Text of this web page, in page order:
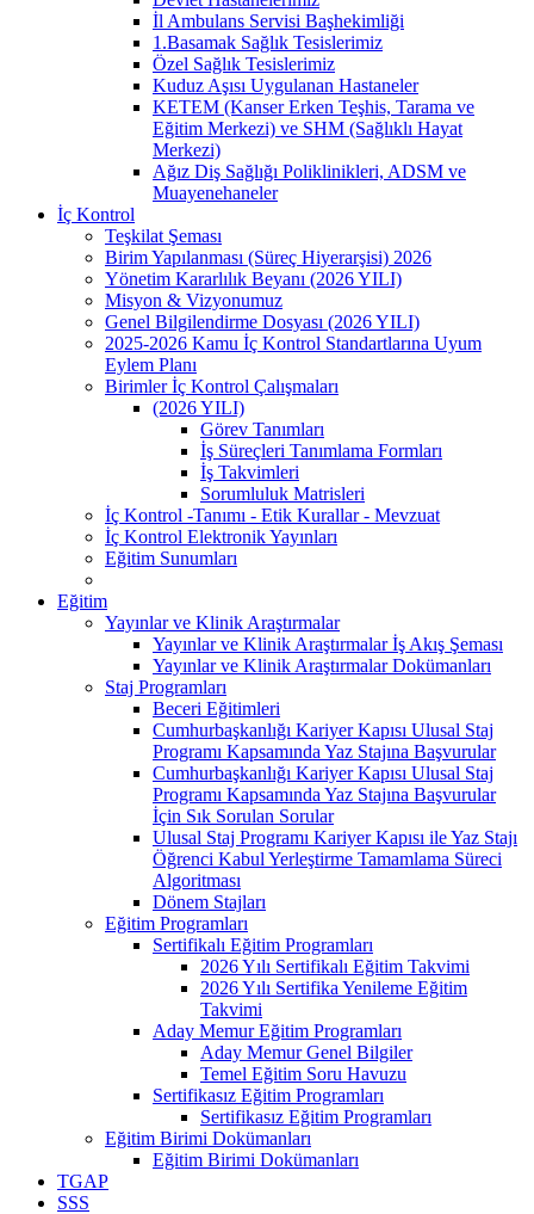
İl Ambulans Servisi Başhekimliği
1.Basamak Sağlık Tesislerimiz
Özel Sağlık Tesislerimiz
Kuduz Aşısı Uygulanan Hastaneler
KETEM (Kanser Erken Teşhis, Tarama ve
Eğitim Merkezi) ve SHM (Sağlıklı Hayat
Merkezi)
Ağız Diş Sağlığı Poliklinikleri, ADSM ve
Muayenehaneler
İç Kontrol
Teşkilat Şeması
Birim Yapılanması (Süreç Hiyerarşisi) 2026
Yönetim Kararlılık Beyanı (2026 YILI)
Misyon & Vizyonumuz
Genel Bilgilendirme Dosyası (2026 YILI)
2025-2026 Kamu İç Kontrol Standartlarına Uyum
Eylem Planı
Birimler İç Kontrol Çalışmaları
(2026 YILI)
Görev Tanımları
İş Süreçleri Tanımlama Formları
İş Takvimleri
Sorumluluk Matrisleri
İç Kontrol -Tanımı - Etik Kurallar - Mevzuat
İç Kontrol Elektronik Yayınları
Eğitim Sunumları
Eğitim
Yayınlar ve Klinik Araştırmalar
Yayınlar ve Klinik Araştırmalar İş Akış Şeması
Yayınlar ve Klinik Araştırmalar Dokümanları
Staj Programları
Beceri Eğitimleri
Cumhurbaşkanlığı Kariyer Kapısı Ulusal Staj
Programı Kapsamında Yaz Stajına Başvurular
Cumhurbaşkanlığı Kariyer Kapısı Ulusal Staj
Programı Kapsamında Yaz Stajına Başvurular
İçin Sık Sorulan Sorular
Ulusal Staj Programı Kariyer Kapısı ile Yaz Stajı
Öğrenci Kabul Yerleştirme Tamamlama Süreci
Algoritması
Dönem Stajları
Eğitim Programları
Sertifikalı Eğitim Programları
2026 Yılı Sertifikalı Eğitim Takvimi
2026 Yılı Sertifika Yenileme Eğitim
Takvimi
Aday Memur Eğitim Programları
Aday Memur Genel Bilgiler
Temel Eğitim Soru Havuzu
Sertifikasız Eğitim Programları
Sertifikasız Eğitim Programları
Eğitim Birimi Dokümanları
Eğitim Birimi Dokümanları
TGAP
SSS